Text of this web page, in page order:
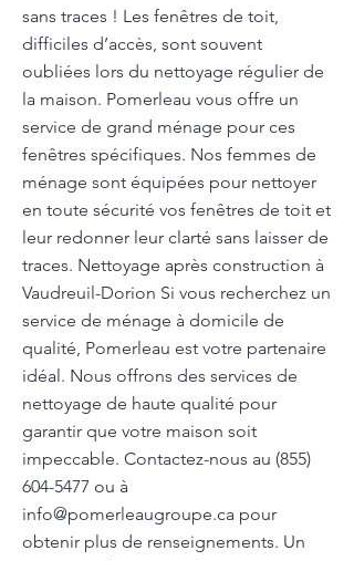
sans traces ! Les fenêtres de toit,
difficiles d’accès, sont souvent
oubliées lors du nettoyage régulier de
la maison. Pomerleau vous offre un
service de grand ménage pour ces
fenêtres spécifiques. Nos femmes de
ménage sont équipées pour nettoyer
en toute sécurité vos fenêtres de toit et
leur redonner leur clarté sans laisser de
traces. Nettoyage après construction à
Vaudreuil-Dorion Si vous recherchez un
service de ménage à domicile de
qualité, Pomerleau est votre partenaire
idéal. Nous offrons des services de
nettoyage de haute qualité pour
garantir que votre maison soit
impeccable. Contactez-nous au (855)
604-5477 ou à
info@pomerleaugroupe.ca pour
obtenir plus de renseignements. Un